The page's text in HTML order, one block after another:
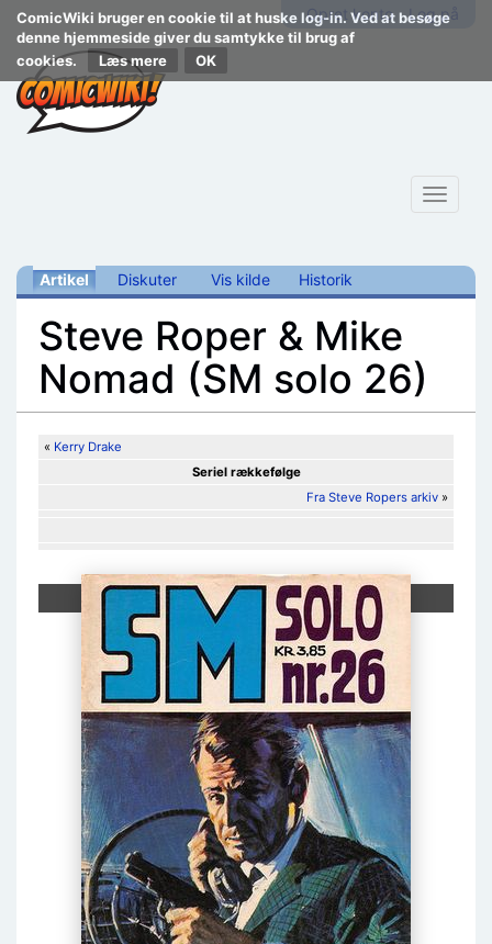
ComicWiki bruger en cookie til at huske log-in. Ved at besøge
denne hjemmeside giver du samtykke til brug af
cookies.
Læs mere
Opret konto Log på
Toggle
Artikel Diskuter Vis kilde Historik
Steve Roper & Mike
Nomad (SM solo 26)
« Kerry Drake
Seriel rækkefølge
Fra Steve Ropers arkiv »